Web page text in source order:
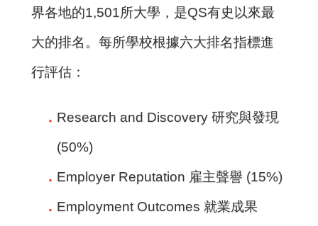
界各地的1,501所大學，是QS有史以來最
大的排名。每所學校根據六大排名指標進
行評估：
Research and Discovery 研究與發現
(50%)
Employer Reputation 雇主聲譽 (15%)
Employment Outcomes 就業成果